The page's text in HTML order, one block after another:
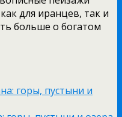
для иранцев, так и
больше о богатом